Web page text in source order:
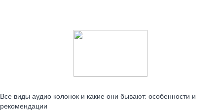
Все виды аудио колонок и какие они бывают: особенности и
рекомендации